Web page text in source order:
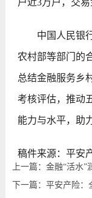
中国人民银行
农村部等部门的
总结金融服务乡
考核评估，推动
能力与水平，助
稿件来源：平安
上一篇：金融“活水
下一篇：平安产险